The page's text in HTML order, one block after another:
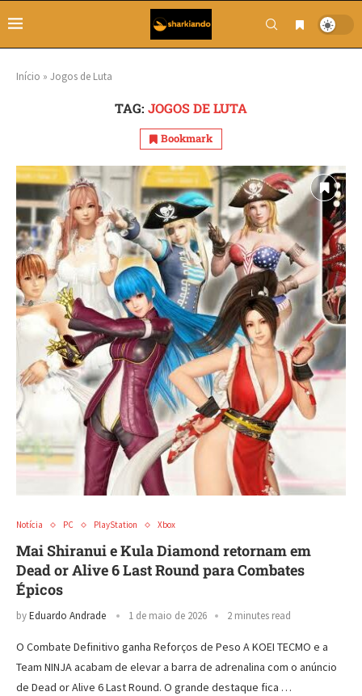
Início » Jogos de Luta
TAG: JOGOS DE LUTA
Bookmark
Notícia PC PlayStation Xbox
Mai Shiranui e Kula Diamond retornam em
Dead or Alive 6 Last Round para Combates
Épicos
byEduardo Andrade 1 de maio de 2026 2 minutes read
O Combate Definitivo ganha Reforços de Peso A KOEI TECMO e a
Team NINJA acabam de elevar a barra de adrenalina com o anúncio
de Dead or Alive 6 Last Round. O grande destaque fica …